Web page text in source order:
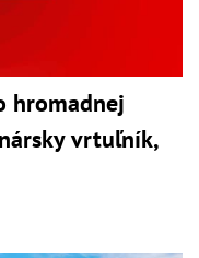
hromadnej
vrtuľník,